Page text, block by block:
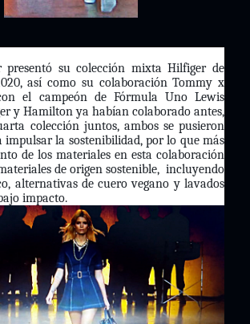
presentó su colección mixta Hilfiger de
así como su colaboración Tommy x
el campeón de Fórmula Uno Lewis
y Hamilton ya habían colaborado antes,
colección juntos, ambos se pusieron
impulsar la sostenibilidad, por lo que más
de los materiales en esta colaboración
de origen sostenible, incluyendo
alternativas de cuero vegano y lavados
impacto.